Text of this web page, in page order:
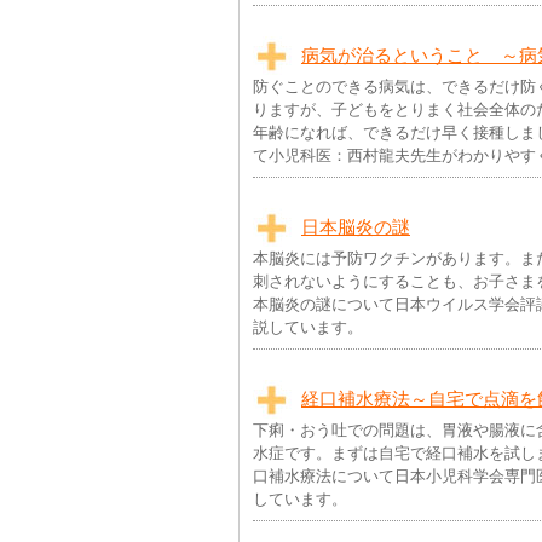
病気が治るということ ～病
防ぐことのできる病気は、できるだけ
りますが、子どもをとりまく社会全体
年齢になれば、できるだけ早く接種し
て小児科医：西村龍夫先生がわかりやす
日本脳炎の謎
本脳炎には予防ワクチンがあります。
刺されないようにすることも、お子さ
本脳炎の謎について日本ウイルス学会
説しています。
経口補水療法～自宅で点滴
下痢・おう吐での問題は、胃液や腸液
水症です。まずは自宅で経口補水を試
口補水療法について日本小児科学会専
しています。